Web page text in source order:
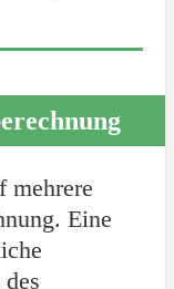
mehrere
Eine